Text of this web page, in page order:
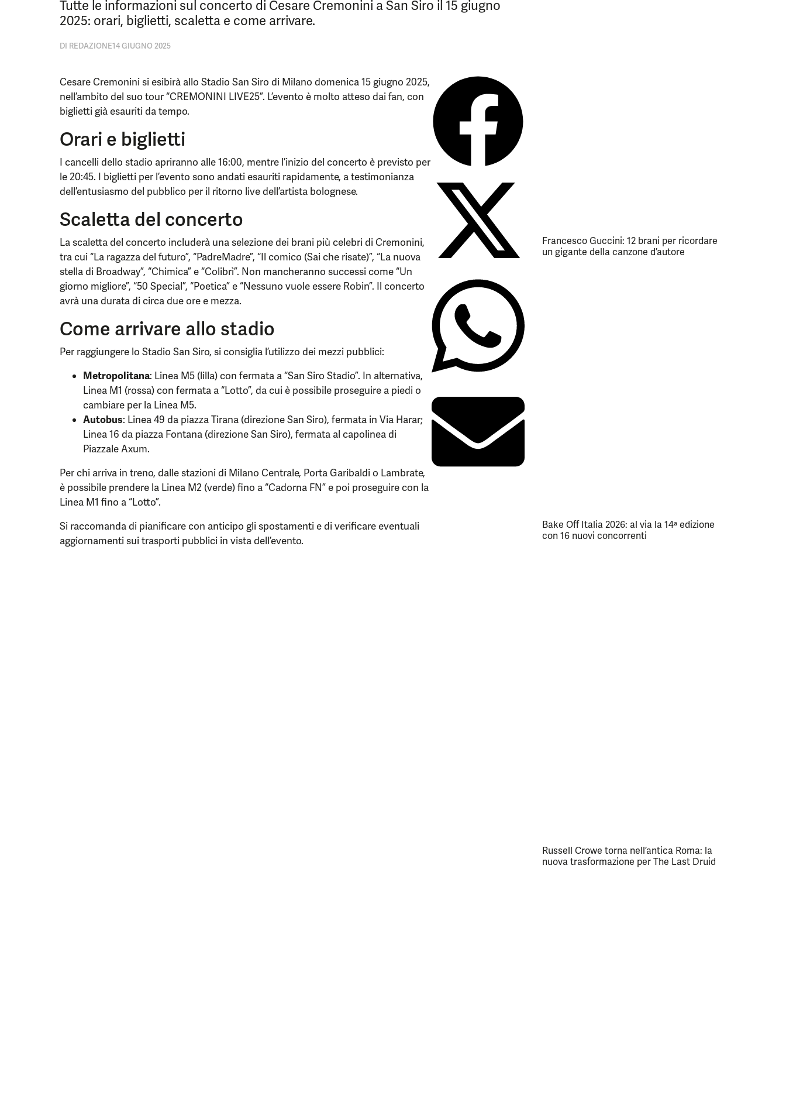
Tutte le informazioni sul concerto di Cesare Cremonini a San Siro il 15 giugno
2025: orari, biglietti, scaletta e come arrivare.
DI REDAZIONE14 GIUGNO 2025
Cesare Cremonini si esibirà allo Stadio San Siro di Milano domenica 15 giugno 2025,
nell’ambito del suo tour “CREMONINI LIVE25”. L’evento è molto atteso dai fan, con
biglietti già esauriti da tempo.
Orari e biglietti
I cancelli dello stadio apriranno alle 16:00, mentre l’inizio del concerto è previsto per
le 20:45. I biglietti per l’evento sono andati esauriti rapidamente, a testimonianza
dell’entusiasmo del pubblico per il ritorno live dell’artista bolognese.
Scaletta del concerto
La scaletta del concerto includerà una selezione dei brani più celebri di Cremonini,
tra cui “La ragazza del futuro”, “PadreMadre”, “Il comico (Sai che risate)”, “La nuova
stella di Broadway”, “Chimica” e “Colibrì”. Non mancheranno successi come “Un
giorno migliore”, “50 Special”, “Poetica” e “Nessuno vuole essere Robin”. Il concerto
avrà una durata di circa due ore e mezza.
Come arrivare allo stadio
Per raggiungere lo Stadio San Siro, si consiglia l’utilizzo dei mezzi pubblici:
Metropolitana: Linea M5 (lilla) con fermata a “San Siro Stadio”. In alternativa,
Linea M1 (rossa) con fermata a “Lotto”, da cui è possibile proseguire a piedi o
cambiare per la Linea M5.
Autobus: Linea 49 da piazza Tirana (direzione San Siro), fermata in Via Harar;
Linea 16 da piazza Fontana (direzione San Siro), fermata al capolinea di
Piazzale Axum.
Per chi arriva in treno, dalle stazioni di Milano Centrale, Porta Garibaldi o Lambrate,
è possibile prendere la Linea M2 (verde) fino a “Cadorna FN” e poi proseguire con la
Linea M1 fino a “Lotto”.
Si raccomanda di pianificare con anticipo gli spostamenti e di verificare eventuali
aggiornamenti sui trasporti pubblici in vista dell’evento.
Francesco Guccini: 12 brani per ricordare
un gigante della canzone d’autore
Bake Off Italia 2026: al via la 14ª edizione
con 16 nuovi concorrenti
Russell Crowe torna nell’antica Roma: la
nuova trasformazione per The Last Druid